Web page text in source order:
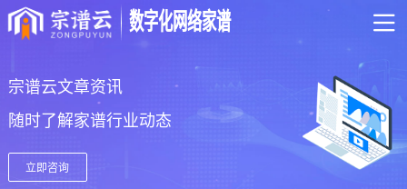
数字化网络家谱
宗谱云文章资讯
随时了解家谱行业动态
立即咨询